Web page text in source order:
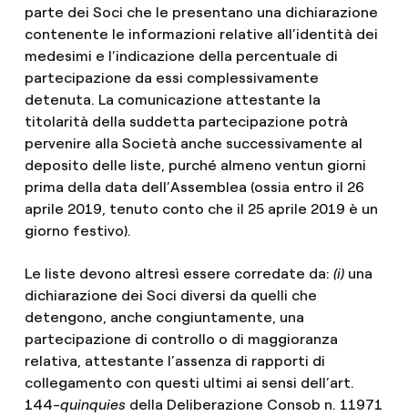
parte dei Soci che le presentano una dichiarazione
contenente le informazioni relative all’identità dei
medesimi e l’indicazione della percentuale di
partecipazione da essi complessivamente
detenuta. La comunicazione attestante la
titolarità della suddetta partecipazione potrà
pervenire alla Società anche successivamente al
deposito delle liste, purché almeno ventun giorni
prima della data dell’Assemblea (ossia entro il 26
aprile 2019, tenuto conto che il 25 aprile 2019 è un
giorno festivo).
Le liste devono altresì essere corredate da: (i)una
dichiarazione dei Soci diversi da quelli che
detengono, anche congiuntamente, una
partecipazione di controllo o di maggioranza
relativa, attestante l’assenza di rapporti di
collegamento con questi ultimi ai sensi dell’art.
144-quinquies della Deliberazione Consob n. 11971